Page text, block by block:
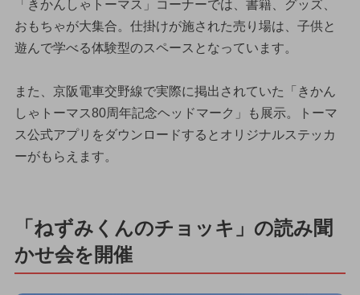
「きかんしゃトーマス」コーナーでは、書籍、グッズ、
おもちゃが大集合。仕掛けが施された売り場は、子供と
遊んで学べる体験型のスペースとなっています。
また、京阪電車交野線で実際に掲出されていた「きかん
しゃトーマス80周年記念ヘッドマーク」も展示。トーマ
ス公式アプリをダウンロードするとオリジナルステッカ
ーがもらえます。
「ねずみくんのチョッキ」の読み聞
かせ会を開催